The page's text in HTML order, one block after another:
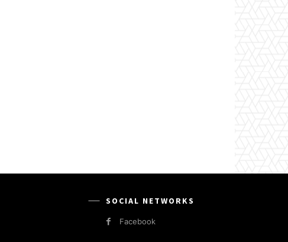
SOCIAL NETWORKS
Facebook